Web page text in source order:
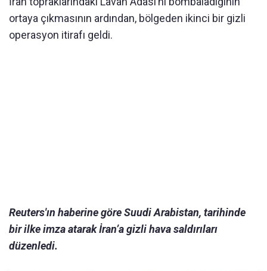
ortaya çıkmasının ardından, bölgeden ikinci bir gizli
operasyon itirafı geldi.
Reuters'ın haberine göre Suudi Arabistan, tarihinde
bir ilke imza atarak İran’a gizli hava saldırıları
düzenledi.